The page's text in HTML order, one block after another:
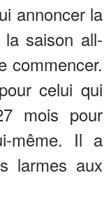
annoncer la
saison all-
commencer.
pour celui qui
mois pour
même. Il a
larmes aux